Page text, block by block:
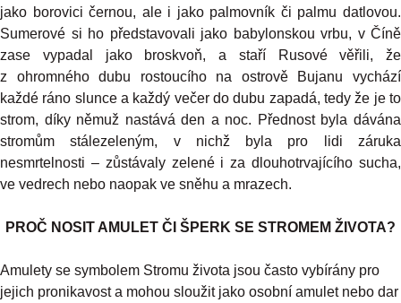
jako borovici černou, ale i jako palmovník či palmu datlovou.
Sumerové si ho představovali jako babylonskou vrbu, v Číně
zase vypadal jako broskvoň, a staří Rusové věřili, že
z ohromného dubu rostoucího na ostrově Bujanu vychází
každé ráno slunce a každý večer do dubu zapadá, tedy že je to
strom, díky němuž nastává den a noc. Přednost byla dávána
stromům stálezeleným, v nichž byla pro lidi záruka
nesmrtelnosti – zůstávaly zelené i za dlouhotrvajícího sucha,
ve vedrech nebo naopak ve sněhu a mrazech.
PROČ NOSIT AMULET ČI ŠPERK SE STROMEM ŽIVOTA?
Amulety se symbolem Stromu života jsou často vybírány pro
jejich pronikavost a mohou sloužit jako osobní amulet nebo dar